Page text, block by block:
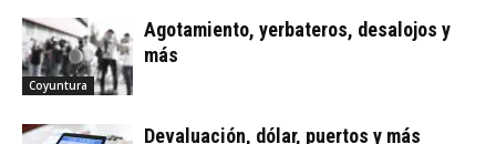
Coyuntura
Agotamiento, yerbateros, desalojos y
más
Devaluación, dólar, puertos y más